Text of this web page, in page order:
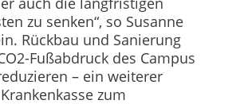
zu senken“, so Susanne
Rückbau und Sanierung
Fußabdruck des Campus
– ein weiterer
zum